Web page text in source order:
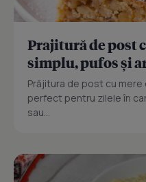
Prajitură de post
simplu, pufos și
Prăjitura de post cu
perfect pentru zilele în
sau...